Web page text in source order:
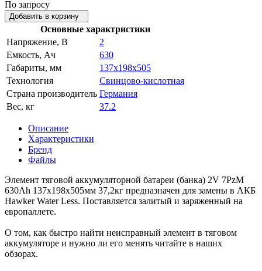
По запросу
Добавить в корзину
Основные характристики
Напряжение, В
2
Емкость, Ач
630
Габариты, мм
137x198x505
Технология
Свинцово-кислотная
Страна производитель Германия
Вес, кг
37.2
Описание
Характеристики
Бренд
Файлы
Элемент тяговой аккумуляторной батареи (банка) 2V 7PzM
630Ah 137x198x505мм 37,2кг предназначен для замены в АКБ
Hawker Water Less. Поставляется залитый и заряженный на
европаллете.
О том, как быстро найти неисправный элемент в тяговом
аккумуляторе и нужно ли его менять читайте в наших
обзорах.